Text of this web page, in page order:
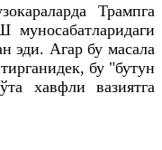
Трампга
эди. Агар бу масала
бу "бутун
хавфли вазиятга